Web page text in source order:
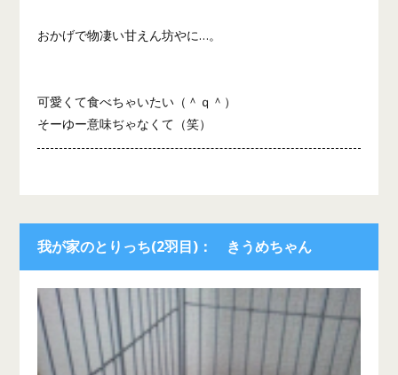
おかげで物凄い甘えん坊やに…。
可愛くて食べちゃいたい（＾ｑ＾）
そーゆー意味ぢゃなくて（笑）
我が家のとりっち(2羽目)： きうめちゃん